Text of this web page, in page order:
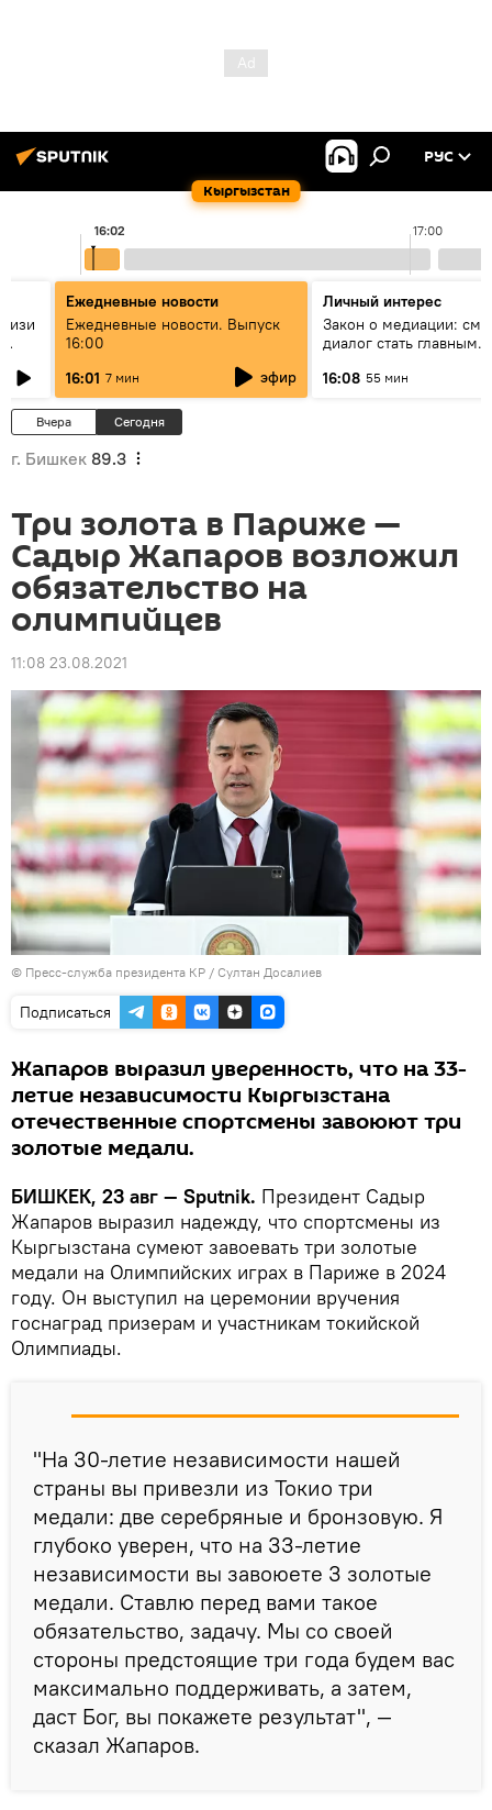
Кыргызстан
РУС
17:00
16:02
изи
Ежедневные новости
Ежедневные новости. Выпуск
16:00
16:01 7 мин эфир
Личный интерес
Закон о медиации:
диалог стать главным
Кыргызстане?
16:08 55 мин
Вчера Сегодня
г. Бишкек 89.3
Три золота в Париже —
Садыр Жапаров возложил
обязательство на
олимпийцев
11:08 23.08.2021
© Пресс-служба президента КР / Султан Досалиев
Подписаться
Жапаров выразил уверенность, что на 33-
летие независимости Кыргызстана
отечественные спортсмены завоюют три
золотые медали.
БИШКЕК, 23 авг — Sputnik. Президент Садыр
Жапаров выразил надежду, что спортсмены из
Кыргызстана сумеют завоевать три золотые
медали на Олимпийских играх в Париже в 2024
году. Он выступил на церемонии вручения
госнаград призерам и участникам токийской
Олимпиады.
"На 30-летие независимости нашей
страны вы привезли из Токио три
медали: две серебряные и бронзовую. Я
глубоко уверен, что на 33-летие
независимости вы завоюете 3 золотые
медали. Ставлю перед вами такое
обязательство, задачу. Мы со своей
стороны предстоящие три года будем вас
максимально поддерживать, а затем,
даст Бог, вы покажете результат", —
сказал Жапаров.